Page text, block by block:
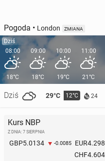
Pogoda • London ZMIANA
Dziś
08:00
18°C
Dziś 29°C 12°C 24
09:00
18°C
10:00
19°C
11:00
21°C
Kurs NBP
Z DNIA: 7 SIERPNIA
GBP5.0134 -0.0085 EUR
CHF